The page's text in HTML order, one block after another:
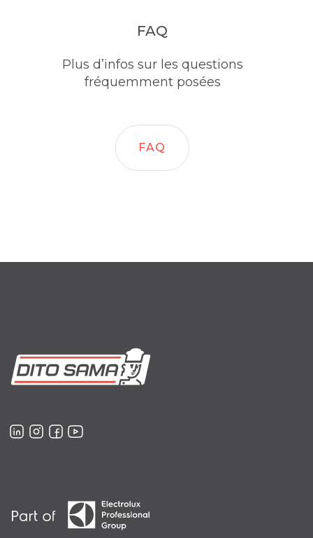
FAQ
Plus d’infos sur les questions
fréquemment posées
FAQ